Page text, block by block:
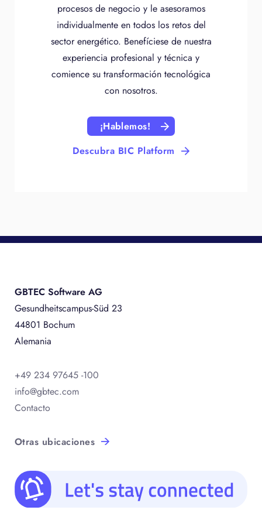
procesos de negocio y le asesoramos
individualmente en todos los retos del
sector energético. Benefíciese de nuestra
experiencia profesional y técnica y
comience su transformación tecnológica
con nosotros.
¡Hablemos!
Descubra BIC Platform
GBTEC Software AG
Gesundheitscampus-Süd 23
44801 Bochum
Alemania
+49 234 97645 -100
info@gbtec.com
Contacto
Otras ubicaciones